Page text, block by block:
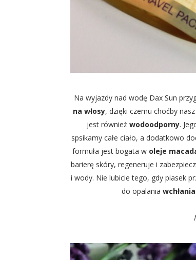
Na wyjazdy nad wodę Dax Sun
na włosy, dzięki czemu choćby
jest również wodoodporny.
spsikamy całe ciało, a dodatkowo
formuła jest bogata w oleje
barierę skóry, regeneruje i
i wody. Nie lubicie tego, gdy piasek
do opalania